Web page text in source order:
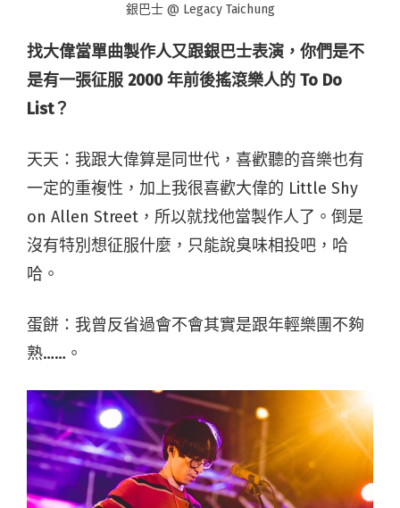
銀巴士 @ Legacy Taichung
找大偉當單曲製作人又跟銀巴士表演，你們是不
是有一張征服 2000年前後搖滾樂人的 To Do
List？
天天：我跟大偉算是同世代，喜歡聽的音樂也有
一定的重複性，加上我很喜歡大偉的 Little Shy
on Allen Street，所以就找他當製作人了。倒是
沒有特別想征服什麼，只能說臭味相投吧，哈
哈。
蛋餅：我曾反省過會不會其實是跟年輕樂團不夠
熟……。